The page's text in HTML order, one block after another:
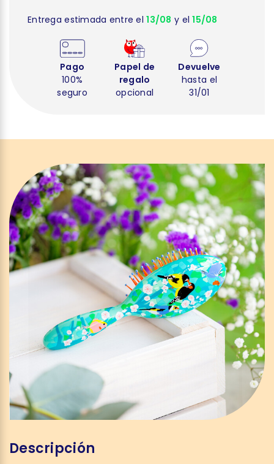
Entrega estimada entre el13/08 y el15/08
Pago
100%
seguro
Papel de
regalo
opcional
Devuelve
hasta el
31/01
Descripción